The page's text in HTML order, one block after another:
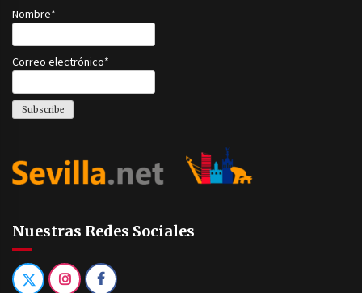
Nombre*
Correo electrónico*
Nuestras Redes Sociales